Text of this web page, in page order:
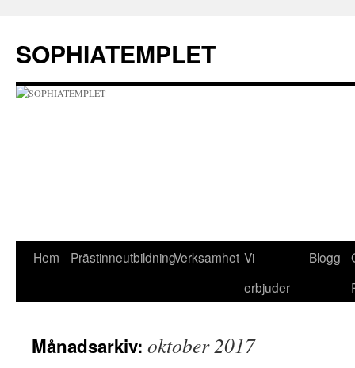
innehåll
SOPHIATEMPLET
Hem PrästinneutbildningVerksamhet Vi
erbjuder
Blogg
Månadsarkiv: oktober 2017